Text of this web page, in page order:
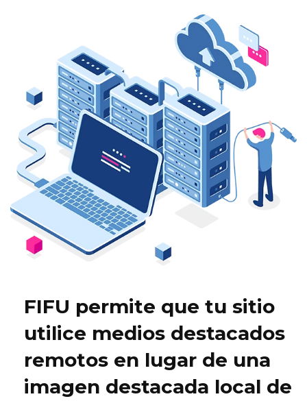
FIFU permite que tu sitio
utilice medios destacados
remotos en lugar de una
imagen destacada local de